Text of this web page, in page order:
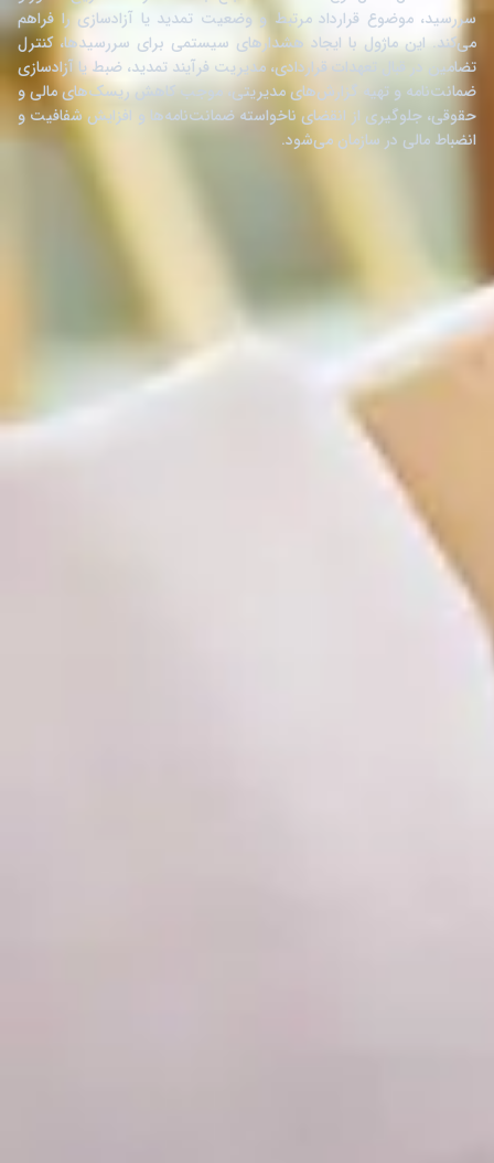
سررسید، موضوع قرارداد مرتبط و وضعیت تمدید یا آزادسازی را فراهم
می‌کند. این ماژول با ایجاد هشدارهای سیستمی برای سررسیدها، کنترل
تضامین در قبال تعهدات قراردادی، مدیریت فرآیند تمدید، ضبط یا آزادسازی
ضمانت‌نامه و تهیه گزارش‌های مدیریتی، موجب کاهش ریسک‌های مالی و
حقوقی، جلوگیری از انقضای ناخواسته ضمانت‌نامه‌ها و افزایش شفافیت و
انضباط مالی در سازمان می‌شود.